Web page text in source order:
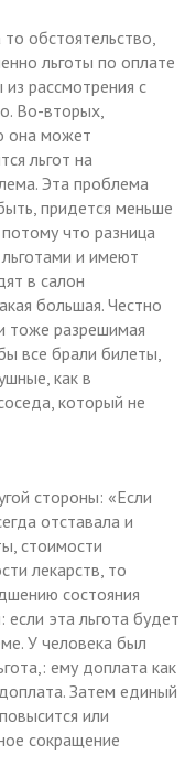
обстоятельство,
льготы по оплате
рассмотрения с
Во-вторых,
она может
льгот на
Эта проблема
придется меньше
что разница
и имеют
в салон
большая. Честно
тоже разрешимая
все брали билеты,
как в
который не
стороны: «Если
отставала и
стоимости
лекарств, то
состояния
эта льгота будет
У человека был
ему доплата как
Затем единый
или
сокращение